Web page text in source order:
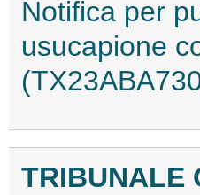
Notifica per
usucapione
TRIBUNALE